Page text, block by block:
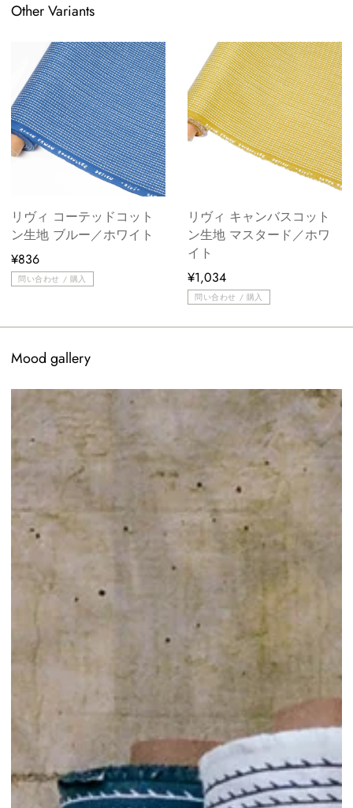
Other Variants
リヴィ コーテッドコット
ン生地 ブルー／ホワイト
¥836
問い合わせ / 購入
リヴィ キャンバスコット
ン生地 マスタード／ホワ
イト
¥1,034
問い合わせ / 購入
Mood gallery